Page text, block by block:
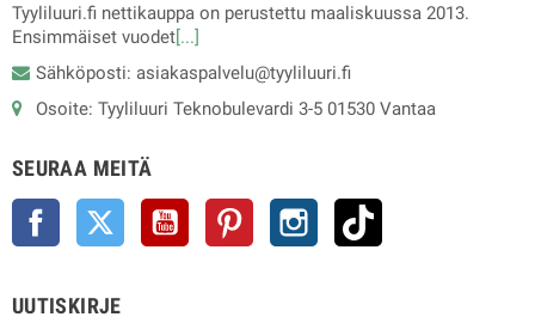
Tyyliluuri.fi nettikauppa on perustettu maaliskuussa 2013.
Ensimmäiset vuodet[...]
Sähköposti: asiakaspalvelu@tyyliluuri.fi
Osoite: Tyyliluuri Teknobulevardi 3-5 01530 Vantaa
SEURAA MEITÄ
Facebook Twitter YouTube Pinterest Instagram
UUTISKIRJE